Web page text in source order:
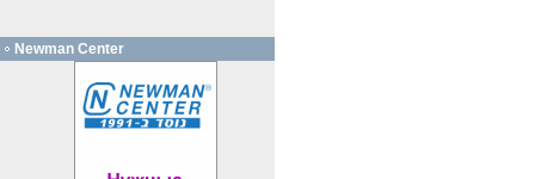
Newman Center